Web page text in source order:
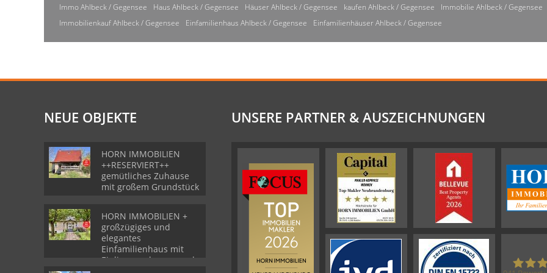
Immo Ahlbeck / Gegensee Haus Ahlbeck / Gegensee Häuser Ahlbeck / Gegensee kaufen Ahlbeck / Gegensee
Immobilie Ahlbeck / Gegensee
Immobilienkauf Ahlbeck / Gegensee
Einfamilienhaus Ahlbeck / Gegensee Einfamilienhäuser Ahlbeck / Gegensee
NEUE OBJEKTE
HORN IMMOBILIEN
++RESERVIERT++
gemütliches Zuhause
mit großem Grundstück
HORN IMMOBILIEN +
großzügiges und
elegantes
Einfamilienhaus mit
Einliegerwohnung und
UNSERE PARTNER & AUSZEICHNUNGEN